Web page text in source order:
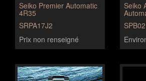
Seiko Premier Automatic
4R35
SRPA17J2
Prix non renseigné
Seiko